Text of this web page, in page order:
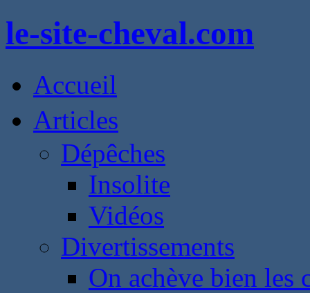
le-site-cheval.com
Accueil
Articles
Dépêches
Insolite
Vidéos
Divertissements
On achève bien les